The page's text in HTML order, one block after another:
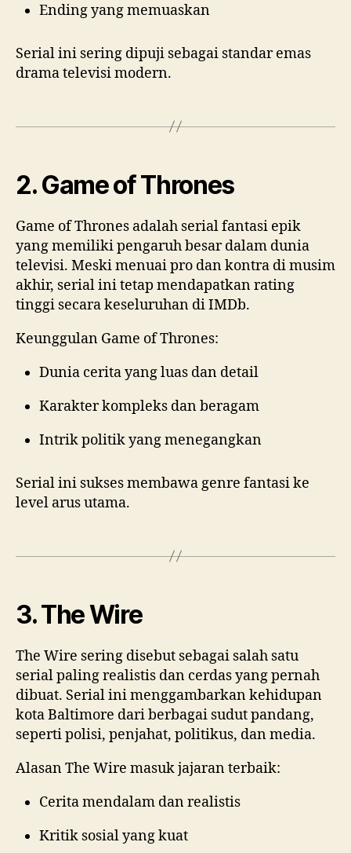
Ending yang memuaskan
Serial ini sering dipuji sebagai standar emas
drama televisi modern.
2. Game of Thrones
Game of Thrones adalah serial fantasi epik
yang memiliki pengaruh besar dalam dunia
televisi. Meski menuai pro dan kontra di musim
akhir, serial ini tetap mendapatkan rating
tinggi secara keseluruhan di IMDb.
Keunggulan Game of Thrones:
Dunia cerita yang luas dan detail
Karakter kompleks dan beragam
Intrik politik yang menegangkan
Serial ini sukses membawa genre fantasi ke
level arus utama.
3. The Wire
The Wire sering disebut sebagai salah satu
serial paling realistis dan cerdas yang pernah
dibuat. Serial ini menggambarkan kehidupan
kota Baltimore dari berbagai sudut pandang,
seperti polisi, penjahat, politikus, dan media.
Alasan The Wire masuk jajaran terbaik:
Cerita mendalam dan realistis
Kritik sosial yang kuat